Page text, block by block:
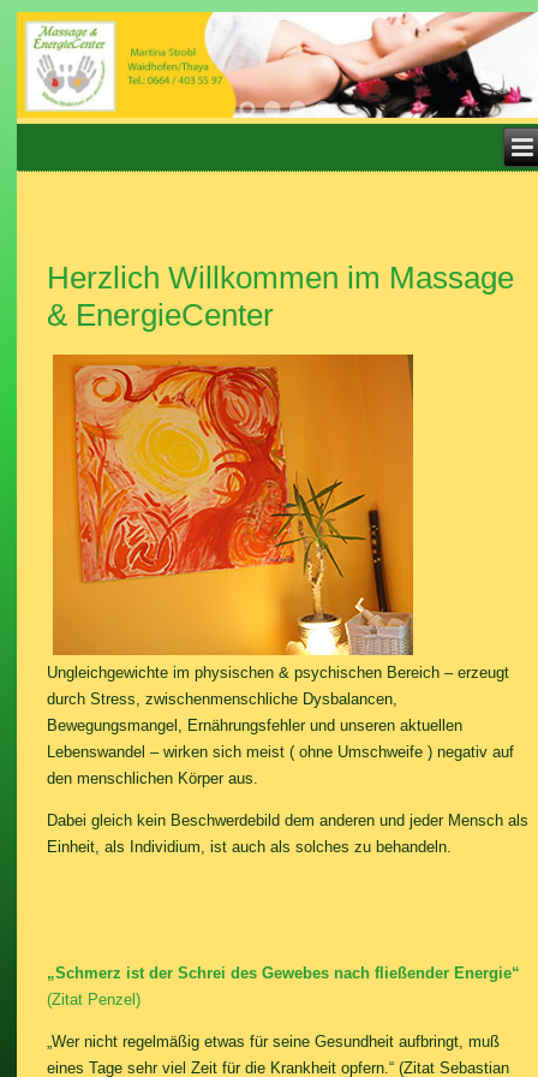
Herzlich Willkommen im Massage
& EnergieCenter
Ungleichgewichte im physischen & psychischen Bereich – erzeugt
durch Stress, zwischenmenschliche Dysbalancen,
Bewegungsmangel, Ernährungsfehler und unseren aktuellen
Lebenswandel – wirken sich meist ( ohne Umschweife ) negativ auf
den menschlichen Körper aus.
Dabei gleich kein Beschwerdebild dem anderen und jeder Mensch als
Einheit, als Individium, ist auch als solches zu behandeln.
„Schmerz ist der Schrei des Gewebes nach fließender Energie“
(Zitat Penzel)
„Wer nicht regelmäßig etwas für seine Gesundheit aufbringt, muß
eines Tage sehr viel Zeit für die Krankheit opfern.“ (Zitat Sebastian